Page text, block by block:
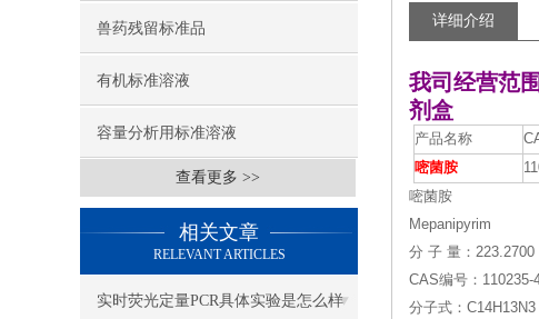
兽药残留标准品
有机标准溶液
容量分析用标准溶液
查看更多 >>
相关文章
RELEVANT ARTICLES
实时荧光定量PCR具体实验是怎么样
详细介绍
我司经营范
剂盒
产品名称
嘧菌胺
嘧菌胺
Mepanipyrim
分 子 量：223.2700
CAS编号：110235-
分子式：C14H13N3